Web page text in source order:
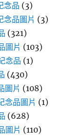
念品 (3)
念品圖片 (3)
(321)
圖片 (103)
念品 (1)
(430)
圖片 (108)
念品圖片 (1)
(628)
圖片 (110)